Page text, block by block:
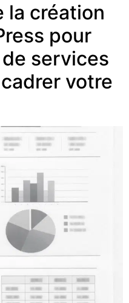
la création
pour
services
votre